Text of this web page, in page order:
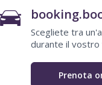
Scegliete tra
durante il vostro
Prenota